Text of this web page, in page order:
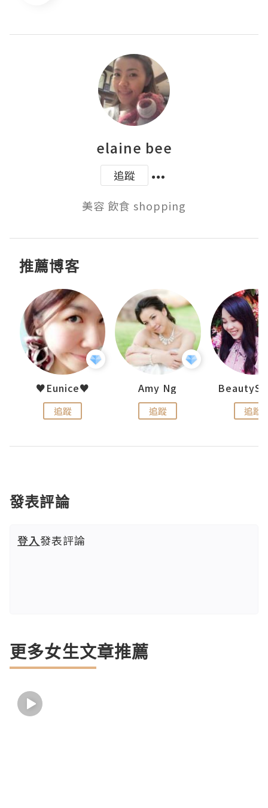
elaine bee
追蹤
美容 飲食 shopping
推薦博客
♥Eunice♥
追蹤
Amy Ng
追蹤 追蹤
發表評論
登入發表評論
更多女生文章推薦